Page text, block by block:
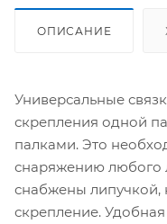
ОПИСАНИЕ
Универсальные
скрепления одной
палками. Это
снаряжению
снабжены липучкой,
скрепление. Удобная